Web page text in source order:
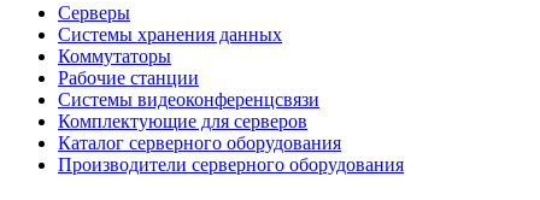
Серверы
Системы хранения данных
Коммутаторы
Рабочие станции
Системы видеоконференцсвязи
Комплектующие для серверов
Каталог серверного оборудования
Производители серверного оборудования